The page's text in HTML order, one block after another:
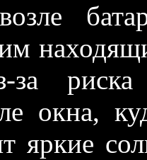
возле
за риска
окна,
яркие